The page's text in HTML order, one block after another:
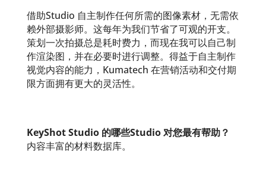
借助Studio 自主制作任何所需的图像素材，无需依
赖外部摄影师。这每年为我们节省了可观的开支。
策划一次拍摄总是耗时费力，而现在我可以自己制
作渲染图，并在必要时进行调整。得益于自主制作
视觉内容的能力，Kumatech 在营销活动和交付期
限方面拥有更大的灵活性。
KeyShot Studio 的哪些Studio 对您最有帮助？
内容丰富的材料数据库。